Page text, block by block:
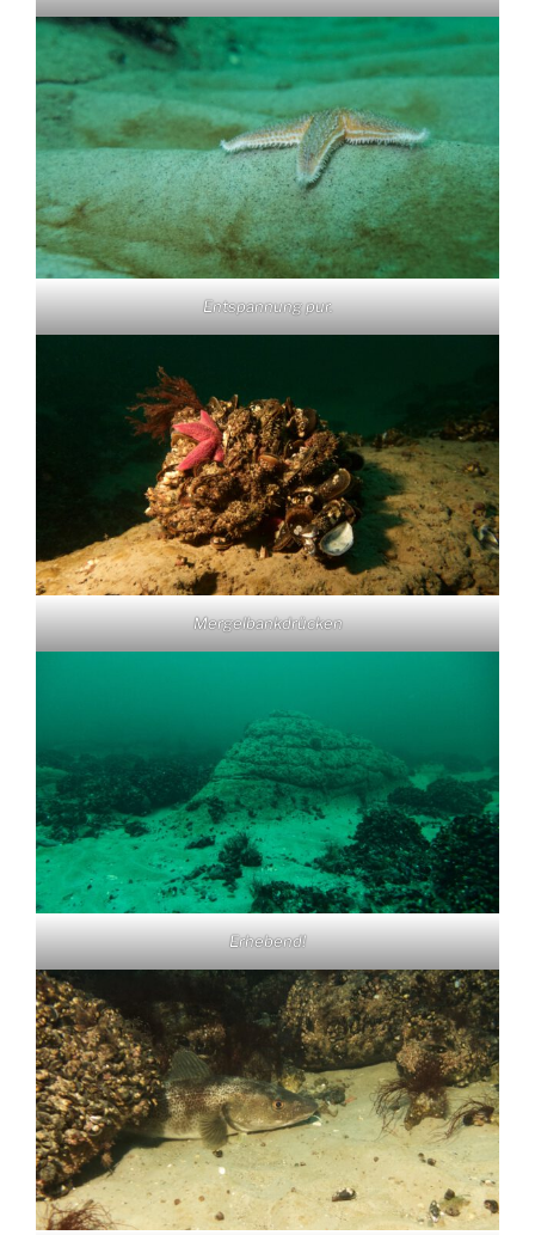
Entspannung pur.
Mergelbankdrücken
Erhebend!